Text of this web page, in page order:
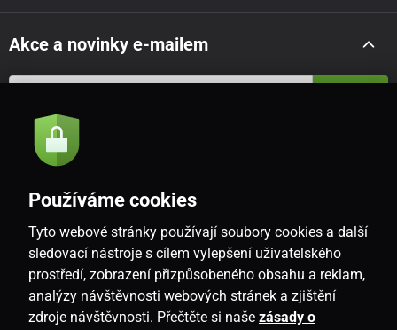
Akce a novinky e-mailem
Souhlasím se
CZ
Používáme cookies
Tyto webové stránky používají soubory cookies a další
sledovací nástroje s cílem vylepšení uživatelského
prostředí, zobrazení přizpůsobeného obsahu a reklam,
analýzy návštěvnosti webových stránek a zjištění
zdroje návštěvnosti. Přečtěte si naše zásady o